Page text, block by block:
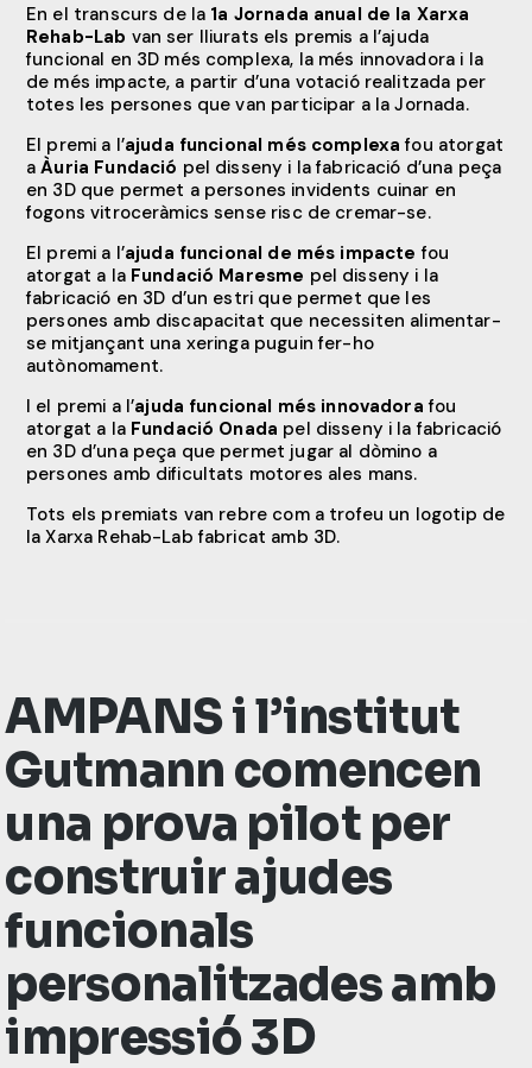
En el transcurs de la 1a Jornada anual de la Xarxa
Rehab-Lab van ser lliurats els premis a l’ajuda
funcional en 3D més complexa, la més innovadora i la
de més impacte, a partir d’una votació realitzada per
totes les persones que van participar a la Jornada.
El premi a l’ajuda funcional més complexa fou atorgat
a Àuria Fundació pel disseny i la fabricació d’una peça
en 3D que permet a persones invidents cuinar en
fogons vitroceràmics sense risc de cremar-se.
El premi a l’ajuda funcional de més impacte fou
atorgat a la Fundació Maresme pel disseny i la
fabricació en 3D d’un estri que permet que les
persones amb discapacitat que necessiten alimentar-
se mitjançant una xeringa puguin fer-ho
autònomament.
I el premi a l’ajuda funcional més innovadora fou
atorgat a la Fundació Onada pel disseny i la fabricació
en 3D d’una peça que permet jugar al dòmino a
persones amb dificultats motores ales mans.
Tots els premiats van rebre com a trofeu un logotip de
la Xarxa Rehab-Lab fabricat amb 3D.
AMPANS i l’institut
Gutmann comencen
una prova pilot per
construir ajudes
funcionals
personalitzades amb
impressió 3D